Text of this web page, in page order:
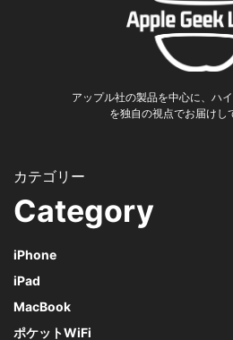
アップル社の製品を中心に、ハ
を独自の視点でお届けし
Category
iPhone
iPad
MacBook
ポケットWiFi